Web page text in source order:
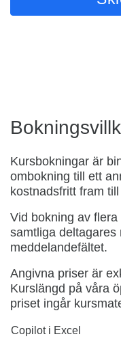
Kursbokningar är
ombokning till ett
kostnadsfritt fram
Vid bokning av
samtliga deltagares
meddelandefältet.
Angivna priser är
Kurslängd på våra
priset ingår
Copilot i Excel